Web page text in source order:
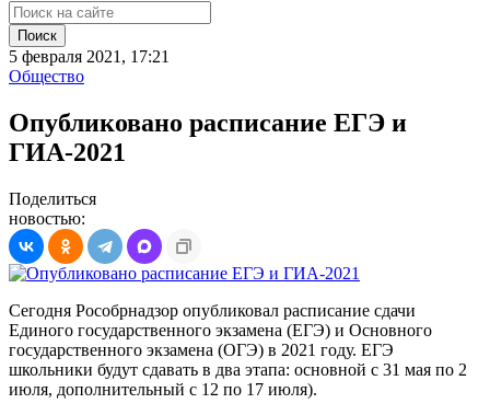
Поиск
5 февраля 2021, 17:21
Общество
Опубликовано расписание ЕГЭ и
ГИА-2021
Поделиться
новостью:
Сегодня Рособрнадзор опубликовал расписание сдачи
Единого государственного экзамена (ЕГЭ) и Основного
государственного экзамена (ОГЭ) в 2021 году. ЕГЭ
школьники будут сдавать в два этапа: основной с 31 мая по 2
июля, дополнительный с 12 по 17 июля).